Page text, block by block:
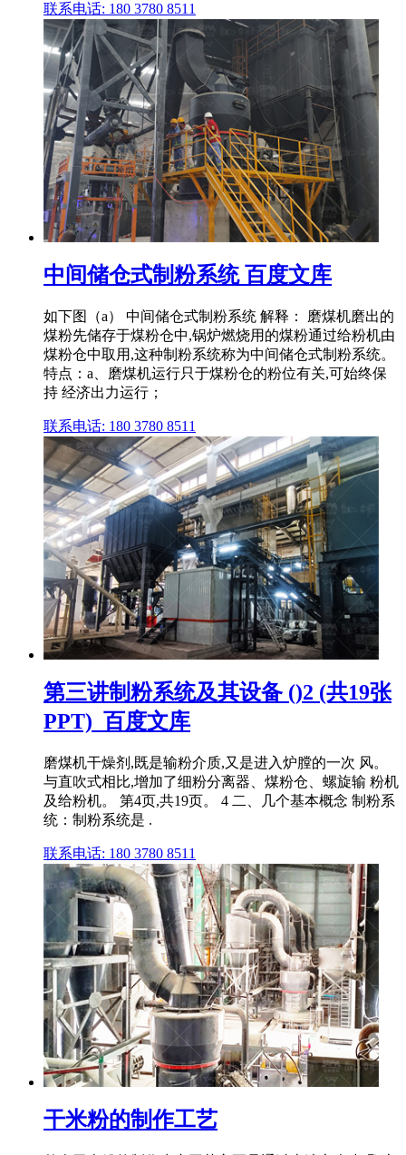
联系电话: 180 3780 8511
中间储仓式制粉系统 百度文库
如下图（a） 中间储仓式制粉系统 解释： 磨煤机磨出的
煤粉先储存于煤粉仓中,锅炉燃烧用的煤粉通过给粉机由
煤粉仓中取用,这种制粉系统称为中间储仓式制粉系统。
特点：a、磨煤机运行只于煤粉仓的粉位有关,可始终保
持 经济出力运行；
联系电话: 180 3780 8511
第三讲制粉系统及其设备 ()2 (共19张
PPT)_百度文库
磨煤机干燥剂,既是输粉介质,又是进入炉膛的一次 风。
与直吹式相比,增加了细粉分离器、煤粉仓、螺旋输 粉机
及给粉机。 第4页,共19页。 4 二、几个基本概念 制粉系
统：制粉系统是 .
联系电话: 180 3780 8511
干米粉的制作工艺